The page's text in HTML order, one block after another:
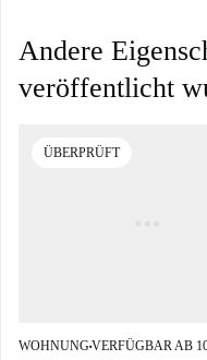
Andere
veröffentlicht
ÜBERPRÜFT
WOHNUNG■VERFÜGBAR AB